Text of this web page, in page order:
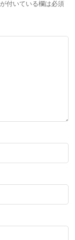
が付いている欄は必須